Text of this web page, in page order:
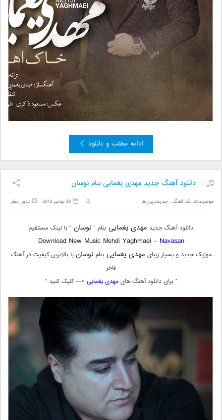
ادامه مطلب و دانلود
دانلود آهنگ جدید مهدی یغمایی بنام نوسان
موضوعات:تک آهنگ ,جدیدترین ها بدون نظر 29 نوامبر 2018
دانلود آهنگ جدید مهدی یغمایی بنام “ نوسان ” با لینک مستقیم
Download New Music Mehdi Yaghmaei – Navasan
موزیک جدید و بسیار زیبای مهدی یغماییبنام نوسانبا بالاترین کیفیت در آهنگ
فاخر
” برای دانلود آهنگ هایمهدی یغمایی <— کلیک کنید “